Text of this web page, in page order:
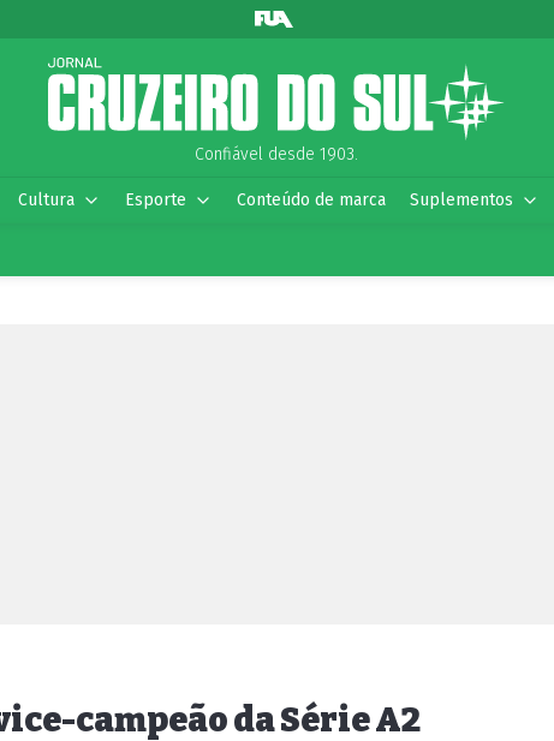
Confiável desde 1903.
Cultura Esporte Conteúdo de marca Suplementos
campeão da Série A2